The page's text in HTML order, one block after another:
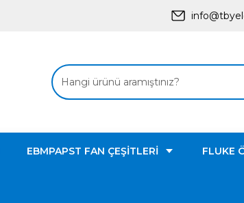
EBMPAPST FAN ÇEŞİTLERİ FLUKE